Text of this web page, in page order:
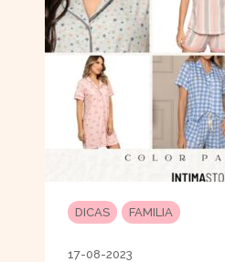
DICAS FAMILIA
17-08-2023